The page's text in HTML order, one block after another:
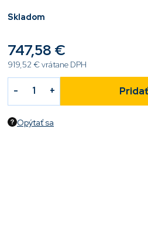
747,58 €
919,52 € vrátane DPH
Skladom
Opýtať sa